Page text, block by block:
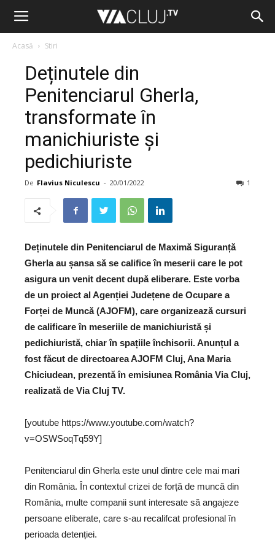
Acasă Stiri
Deținutele din
Penitenciarul Gherla,
transformate în
manichiuriste și
pedichiuriste
De Flavius Niculescu - 20/01/2022 1
Deținutele din Penitenciarul de Maximă Siguranță
Gherla au șansa să se califice în meserii care le pot
asigura un venit decent după eliberare. Este vorba
de un proiect al Agenției Județene de Ocupare a
Forței de Muncă (AJOFM), care organizează cursuri
de calificare în meseriile de manichiuristă și
pedichiuristă, chiar în spațiile închisorii. Anunțul a
fost făcut de directoarea AJOFM Cluj, Ana Maria
Chiciudean, prezentă în emisiunea România Via Cluj,
realizată de Via Cluj TV.
[youtube https://www.youtube.com/watch?
v=OSWSoqTq59Y]
Penitenciarul din Gherla este unul dintre cele mai mari
din România. În contextul crizei de forță de muncă din
România, multe companii sunt interesate să angajeze
persoane eliberate, care s-au recalifcat profesional în
perioada detenției.